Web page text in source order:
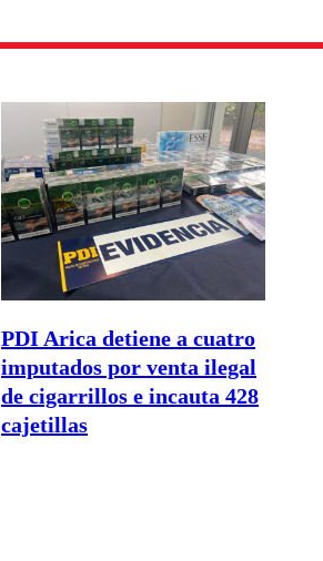
PDI Arica detiene a cuatro
imputados por venta ilegal
de cigarrillos e incauta 428
cajetillas